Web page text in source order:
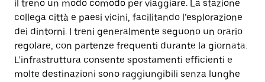
il treno un modo comodo per viaggiare. La stazione
collega città e paesi vicini, facilitando l’esplorazione
dei dintorni. I treni generalmente seguono un orario
regolare, con partenze frequenti durante la giornata.
L’infrastruttura consente spostamenti efficienti e
molte destinazioni sono raggiungibili senza lunghe